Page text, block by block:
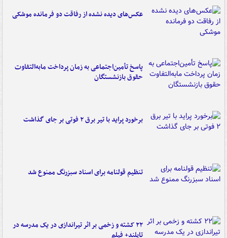
عکس‌های دیده نشده از رفاقت دو فرمانده‌ موشکی
پاسخ تأمین‌اجتماعی به زمان پرداخت مابه‌التفاوت
حقوق بازنشستگان
برخورد پراید با تیر برق ۲ فوتی بر جای گذاشت
تنظیم قولنامه برای اسناد سبزرنگ ممنوع شد
۲۲ کشته و زخمی بر اثر تیراندازی در یک مدرسه در
تایلند+ فیلم